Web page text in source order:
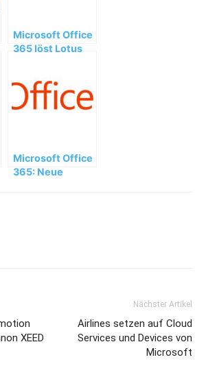
Microsoft Office
365 löst Lotus
Microsoft Office
365: Neue
XEED
Nächster Artikel
Airlines setzen auf Cloud
Services und Devices von
Microsoft